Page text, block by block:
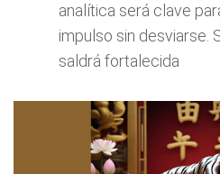
analítica será clave
impulso sin desviarse.
saldrá fortalecida